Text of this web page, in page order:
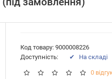
Код товару: 9000008226
Доступність:
✔ На складі
0